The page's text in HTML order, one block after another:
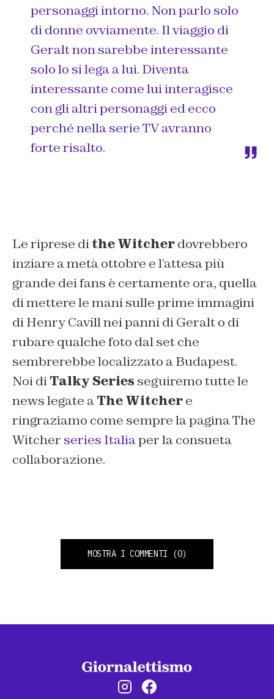
personaggi intorno. Non parlo solo
di donne ovviamente. Il viaggio di
Geralt non sarebbe interessante
solo lo si lega a lui. Diventa
interessante come lui interagisce
con gli altri personaggi ed ecco
perché nella serie TV avranno
forte risalto.
Le riprese dithe Witcherdovrebbero
inziare a metà ottobre e l’attesa più
grande dei fans è certamente ora, quella
di mettere le mani sulle prime immagini
di Henry Cavill nei panni di Geralt o di
rubare qualche foto dal set che
sembrerebbe localizzato a Budapest.
Noi diTalky Series seguiremo tutte le
news legate aThe Witchere
ringraziamo come sempre la pagina The
Witcher series Italiaper la consueta
collaborazione.
MOSTRA I COMMENTI (0)